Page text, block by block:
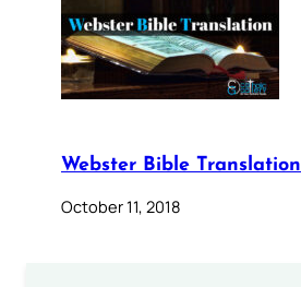
Webster Bible Translation
October 11, 2018